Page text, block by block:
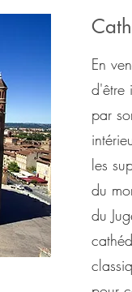
En
d'être
par
les
du
du